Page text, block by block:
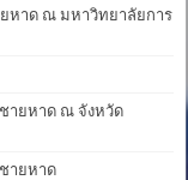
หาด ณ มหาวิทยาลัยการ
ายหาด ณ จังหวัด
ายหาด